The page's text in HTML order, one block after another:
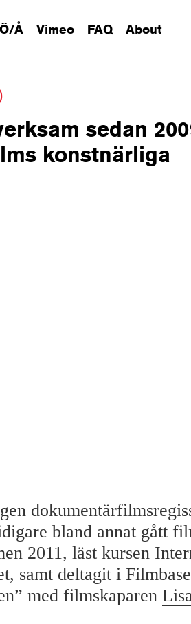
Å Vimeo FAQ About
sedan
konstnärliga
bland annat gått
2011, läst kursen
samt deltagit i
med filmskaparen